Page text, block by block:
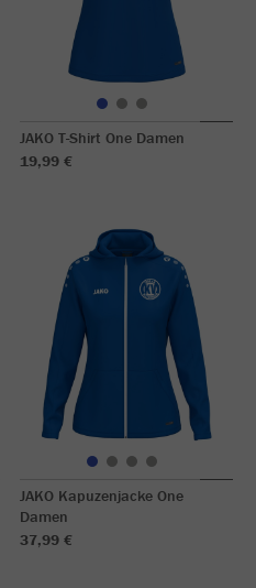
JAKO T-Shirt One Damen
19,99 €
JAKO Kapuzenjacke One
Damen
37,99 €